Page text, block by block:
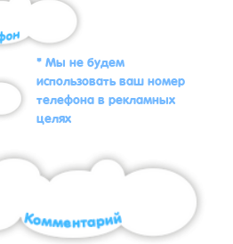
* Мы не будем
использовать ваш номер
телефона в рекламных
целях